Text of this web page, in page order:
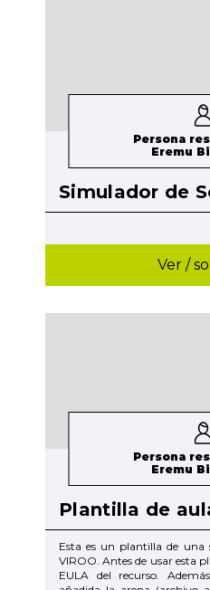
Persona
Eremu
Simulador de
Ver /
Persona
Eremu
Plantilla de
Esta es un plantilla de una
VIROO. Antes de usar esta
EULA del recurso.